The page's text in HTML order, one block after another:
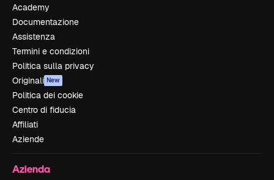
Academy
Documentazione
Assistenza
Termini e condizioni
Politica sulla privacy
Originali New
Politica dei cookie
Centro di fiducia
Affiliati
Aziende
Azienda